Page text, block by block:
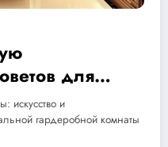
для
вкусу
искусство и
гардеробной комнаты